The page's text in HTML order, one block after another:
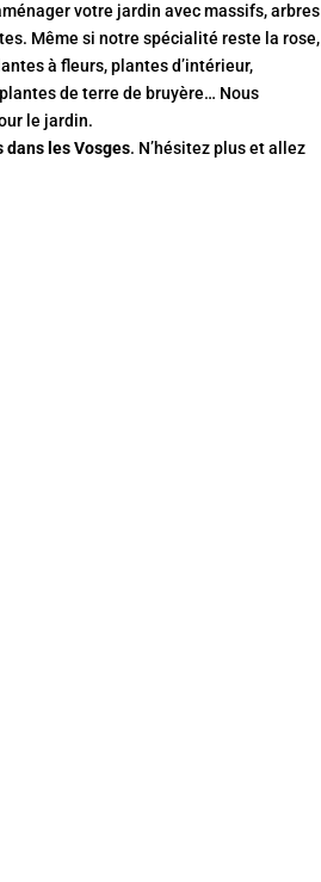
votre jardin avec massifs, arbres
Même si notre spécialité reste la rose,
à fleurs, plantes d’intérieur,
de terre de bruyère… Nous
le jardin.
dans les Vosges. N’hésitez plus et allez